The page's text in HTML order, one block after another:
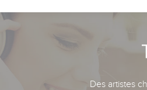
Des artistes